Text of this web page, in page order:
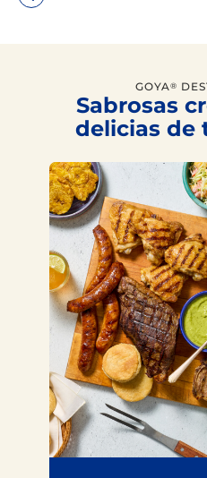
GOYA®
Sabrosas
delicias de